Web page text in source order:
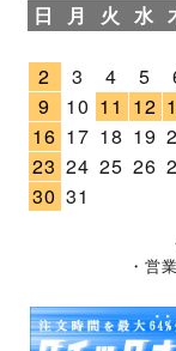
日
月 火 水
2
3 4 5
9
10 11 12
16 17 18 19
23 24 25 26
30 31
・営